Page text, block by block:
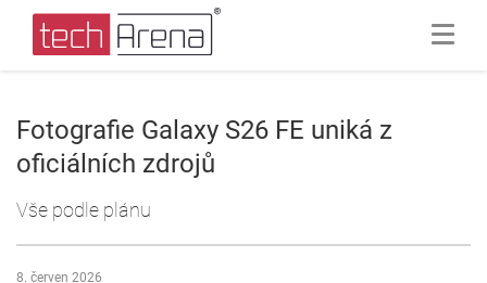
Fotografie Galaxy S26 FE uniká z
oficiálních zdrojů
Vše podle plánu
8. červen 2026